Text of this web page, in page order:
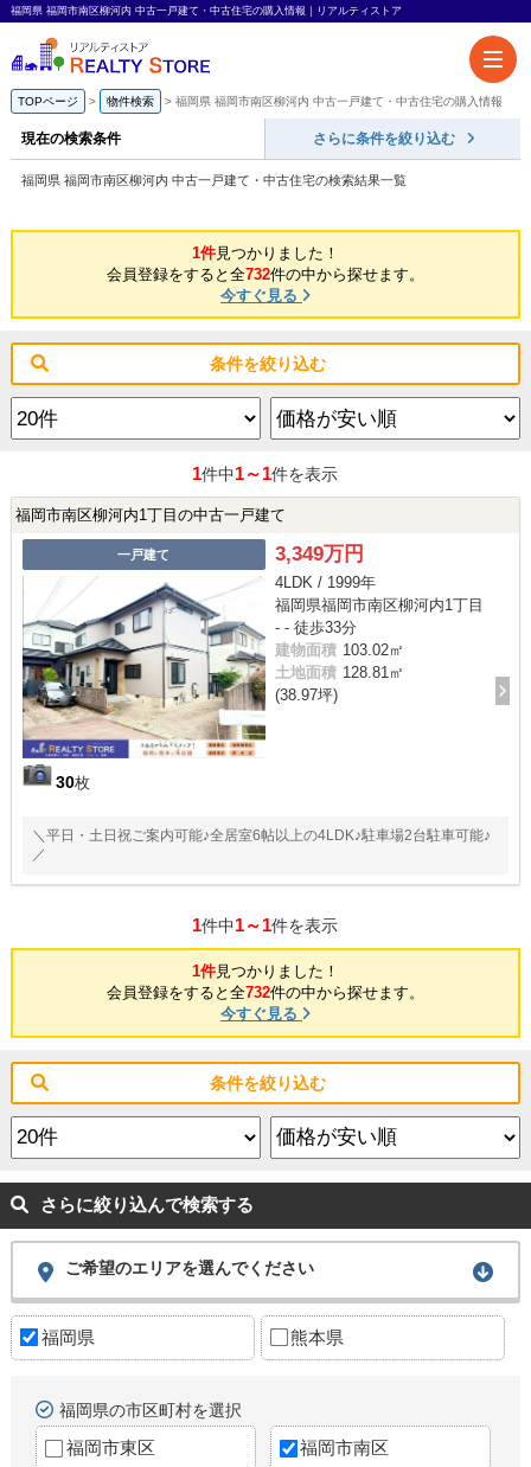
福岡県 福岡市南区柳河内 中古一戸建て・中古住宅の購入情報｜リアルティストア
TOPページ 物件検索 福岡県 福岡市南区柳河内 中古一戸建て・中古住宅の購入情報
現在の検索条件 さらに条件を絞り込む
福岡県 福岡市南区柳河内 中古一戸建て・中古住宅の検索結果一覧
1件見つかりました！
会員登録をすると全732件の中から探せます。
今すぐ見る
条件を絞り込む
1件中1～1件を表示
福岡市南区柳河内1丁目の中古一戸建て
一戸建て
30枚
3,349万円
4LDK / 1999年
福岡県福岡市南区柳河内1丁目
- - 徒歩33分
建物面積 103.02㎡
土地面積 128.81㎡
(38.97坪)
＼平日・土日祝ご案内可能♪全居室6帖以上の4LDK♪駐車場2台駐車可能♪
／
1件中1～1件を表示
1件見つかりました！
会員登録をすると全732件の中から探せます。
今すぐ見る
条件を絞り込む
さらに絞り込んで検索する
ご希望のエリアを選んでください
福岡県 熊本県
福岡県の市区町村を選択
福岡市東区 福岡市南区